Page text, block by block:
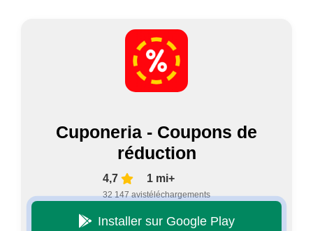
Cuponeria - Coupons de
réduction
4,7
32 147 avis
1 mi+
téléchargements
Installer sur Google Play